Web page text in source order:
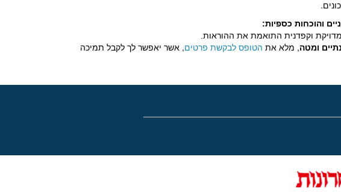
והוכחות כספיות:
וקפדנית התואמת את ההוראות
ומטה, מלא את הטופס לבקשת פרטים, אשר יאפשר לך לקבל תמיכה